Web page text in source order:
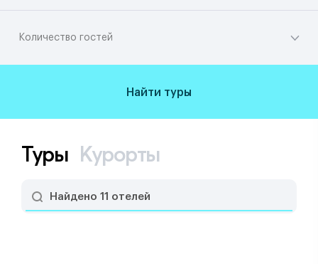
Количество гостей
Найти туры
Туры Курорты
Найдено 11 отелей